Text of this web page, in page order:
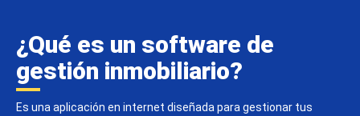
¿Qué es un software de
gestión inmobiliario?
Es una aplicación en internet diseñada para gestionar tus